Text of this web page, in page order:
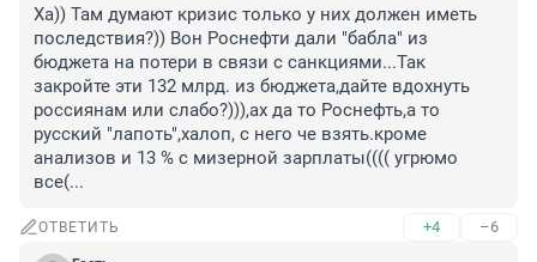
Ха)) Там думают кризис только у них должен иметь
последствия?)) Вон Роснефти дали "бабла" из
бюджета на потери в связи с санкциями...Так
закройте эти 132 млрд. из бюджета,дайте вдохнуть
россиянам или слабо?))),ах да то Роснефть,а то
русский "лапоть",халоп, с него че взять.кроме
анализов и 13 % с мизерной зарплаты(((( угрюмо
все(...
ОТВЕТИТЬ +4 –6